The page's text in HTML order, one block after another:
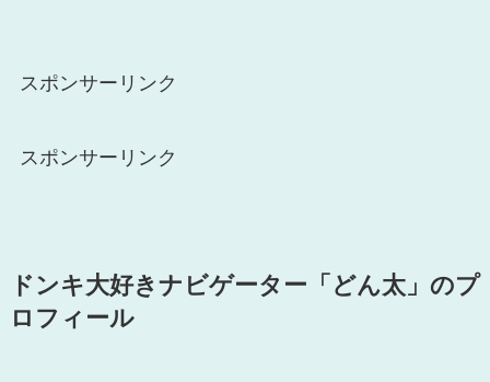
スポンサーリンク
スポンサーリンク
ドンキ大好きナビゲーター「どん太」のプ
ロフィール